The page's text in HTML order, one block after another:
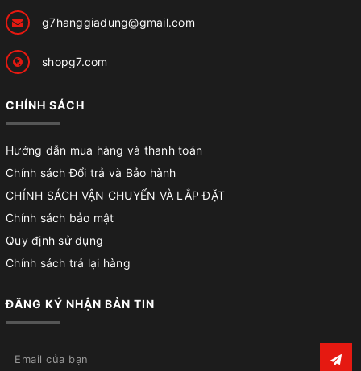
g7hanggiadung@gmail.com
shopg7.com
CHÍNH SÁCH
Hướng dẫn mua hàng và thanh toán
Chính sách Đổi trả và Bảo hành
CHÍNH SÁCH VẬN CHUYỂN VÀ LẮP ĐẶT
Chính sách bảo mật
Quy định sử dụng
Chính sách trả lại hàng
ĐĂNG KÝ NHẬN BẢN TIN